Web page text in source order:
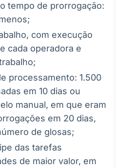
tempo de prorrogação:
com execução
cada operadora e
processamento: 1.500
em 10 dias ou
manual, em que eram
em 20 dias,
de glosas;
das tarefas
de maior valor, em